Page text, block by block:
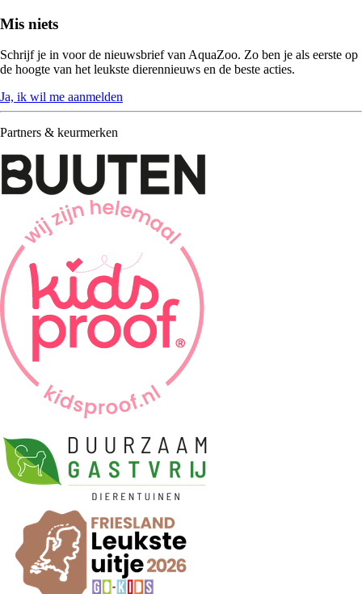
Mis niets
Schrijf je in voor de nieuwsbrief van AquaZoo. Zo ben je als eerste op
de hoogte van het leukste dierennieuws en de beste acties.
Ja, ik wil me aanmelden
Partners & keurmerken